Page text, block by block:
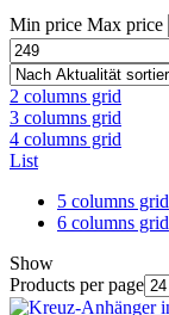
Min price Max price
2 columns grid
3 columns grid
4 columns grid
List
5 columns grid
6 columns grid
Show
Products per page